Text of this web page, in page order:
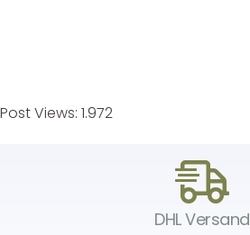
Post Views: 1.972
DHL Versand